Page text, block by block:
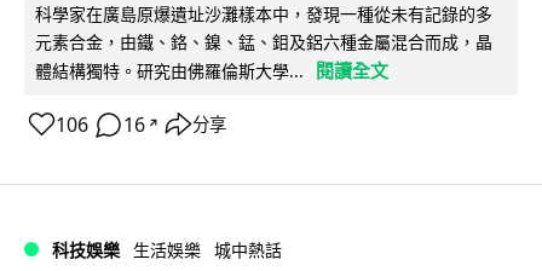
科學家在廣島原爆遺址沙灘樣本中，發現一種從未有記錄的多
元素合金，由鐵、鉻、鎳、錳、鉬及鋁六種金屬混合而成，晶
體結構獨特。研究由佛羅倫斯大學...
閱讀全文
106 16 ↗ 分享
科技娛樂 生活娛樂 城中熱話